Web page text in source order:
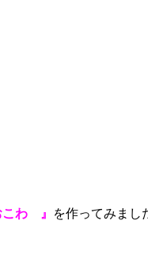
わ 』 を作ってみま